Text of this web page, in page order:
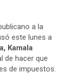
a la
este lunes a
Kamala
de hacer que
de impuestos.